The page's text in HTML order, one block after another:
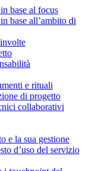
base al focus
base all’ambito di
e rituali
di progetto
collaborativi
e la sua gestione
d’uso del servizio